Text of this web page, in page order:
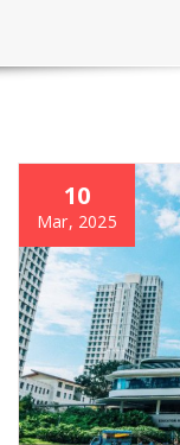
10
Mar, 2025